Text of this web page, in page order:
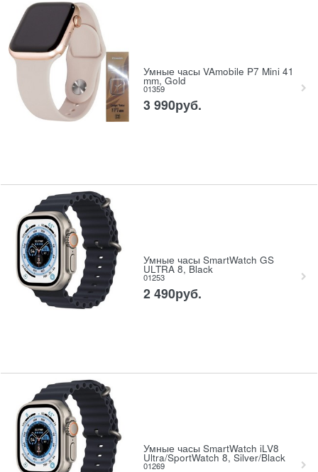
Умные часы VAmobile P7 Mini 41
mm, Gold
01359
3 990руб.
Умные часы SmartWatch GS
ULTRA 8, Black
01253
2 490руб.
Умные часы SmartWatch iLV8
Ultra/SportWatch 8, Silver/Black
01269